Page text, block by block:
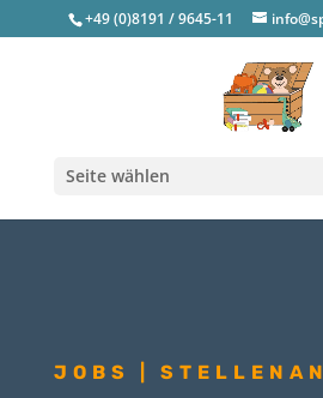
+49 (0)8191 / 9645-11
Seite wählen
JOBS |